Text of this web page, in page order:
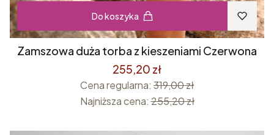
Do koszyka
Zamszowa duża torba z kieszeniami Czerwona
255,20 zł
Cena regularna: 319,00 zł
Najniższa cena: 255,20 zł